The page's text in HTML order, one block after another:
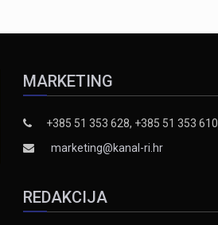
MARKETING
+385 51 353 628, +385 51 353 610
marketing@kanal-ri.hr
REDAKCIJA